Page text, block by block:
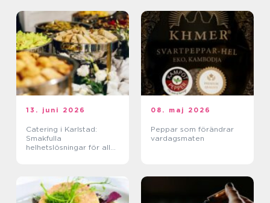
13. juni 2026
Catering i Karlstad:
Smakfulla
helhetslösningar för alla
08. maj 2026
Peppar som förändrar
vardagsmaten